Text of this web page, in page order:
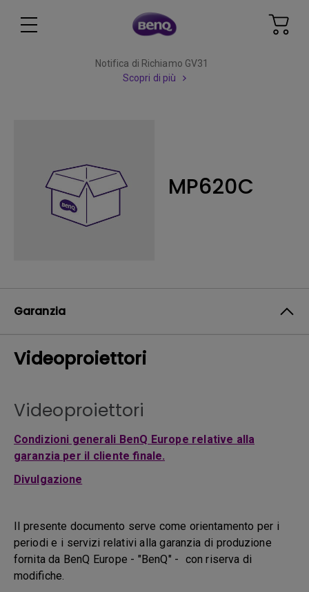
Notifica di Richiamo GV31
Scopri di più
MP620C
Garanzia
Videoproiettori
Videoproiettori
Condizioni generali BenQ Europe relative alla
garanzia per il cliente finale.
Divulgazione
Il presente documento serve come orientamento per i
periodi e i servizi relativi alla garanzia di produzione
fornita da BenQ Europe - "BenQ" - con riserva di
modifiche.